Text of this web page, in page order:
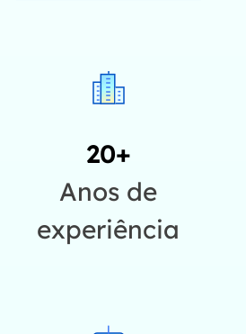
20+
Anos de
experiência